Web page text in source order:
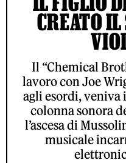
CREATO
Il “Chemical
lavoro con Joe
agli esordi, veniva
colonna sonora
l’ascesa di
musicale